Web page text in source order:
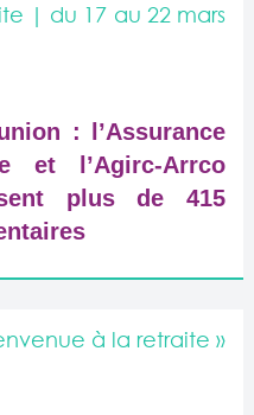
| du 17 au 22 mars
: l’Assurance
et l’Agirc-Arrco
plus de 415
à la retraite »